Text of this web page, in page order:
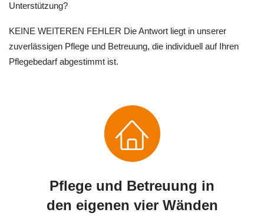
Unterstützung?
KEINE WEITEREN FEHLER Die Antwort liegt in unserer
zuverlässigen Pflege und Betreuung, die individuell auf Ihren
Pflegebedarf abgestimmt ist.
Pflege und Betreuung in
den eigenen vier Wänden